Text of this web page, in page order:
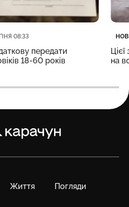
08:33
передати
18-60 років
на
Життя Погляди